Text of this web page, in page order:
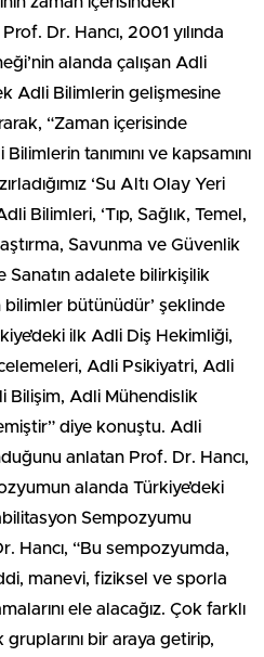
Dr. Hancı, 2001 yılında
alanda çalışan Adli
Adli Bilimlerin gelişmesine
“Zaman içerisinde
tanımını ve kapsamını
‘Su Altı Olay Yeri
Bilimleri, ‘Tıp, Sağlık, Temel,
Savunma ve Güvenlik
Sanatın adalete bilirkişilik
bütünüdür’ şeklinde
ilk Adli Diş Hekimliği,
Adli Psikiyatri, Adli
Bilişim, Adli Mühendislik
diye konuştu. Adli
anlatan Prof. Dr. Hancı,
alanda Türkiye’deki
Sempozyumu
Hancı, “Bu sempozyumda,
manevi, fiziksel ve sporla
ele alacağız. Çok farklı
bir araya getirip,